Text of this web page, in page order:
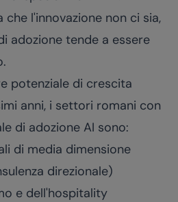
l'innovazione non ci sia,
adozione tende a essere
potenziale di crescita
anni, i settori romani con
di adozione AI sono:
di media dimensione
direzionale)
e dell'hospitality